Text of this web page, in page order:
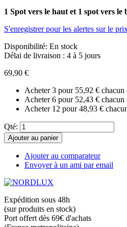
1 Spot vers le haut et 1 spot vers le
S'enregistrer pour les alertes sur le
Disponibilité: En stock
Délai de livraison : 4 à 5 jours
69,90 €
Acheter 3 pour 55,92 € chacun
Acheter 6 pour 52,43 € chacun
Acheter 12 pour48,93 €
Qté:
Ajouter au panier
Ajouter au comparateur
Envoyer à un ami par email
Expédition sous 48h
(sur produits en stock)
Port offert dès 69€ d'achats